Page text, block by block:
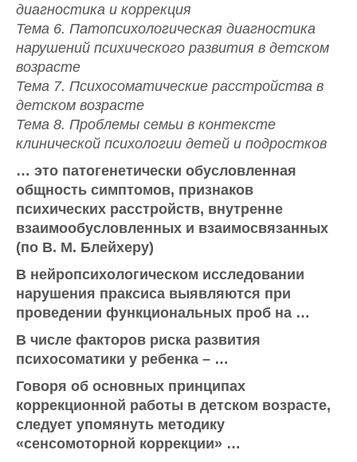
диагностика и коррекция
Тема 6. Патопсихологическая диагностика
нарушений психического развития в детском
возрасте
Тема 7. Психосоматические расстройства в
детском возрасте
Тема 8. Проблемы семьи в контексте
клинической психологии детей и подростков
… это патогенетически обусловленная
общность симптомов, признаков
психических расстройств, внутренне
взаимообусловленных и взаимосвязанных
(по В. М. Блейхеру)
В нейропсихологическом исследовании
нарушения праксиса выявляются при
проведении функциональных проб на …
В числе факторов риска развития
психосоматики у ребенка – …
Говоря об основных принципах
коррекционной работы в детском возрасте,
следует упомянуть методику
«сенсомоторной коррекции» …